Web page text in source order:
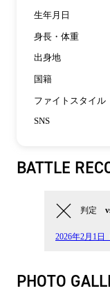
生年月日
身長・体重
出身地
国籍
ファイトスタイル
SNS
BATTLE
判定
2026年2月1日
PHOTO